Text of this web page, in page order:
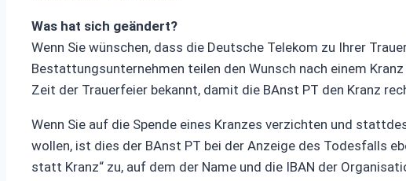
Was hat sich geändert?
Wenn Sie wünschen, dass die Deutsche Telekom zu Ihrer
Bestattungsunternehmen teilen den Wunsch nach einem
Zeit der Trauerfeier bekannt, damit die BAnst PT den Kranz
Wenn Sie auf die Spende eines Kranzes verzichten und
wollen, ist dies der BAnst PT bei der Anzeige des Todesfalls
statt Kranz“ zu, auf dem der Name und die IBAN der